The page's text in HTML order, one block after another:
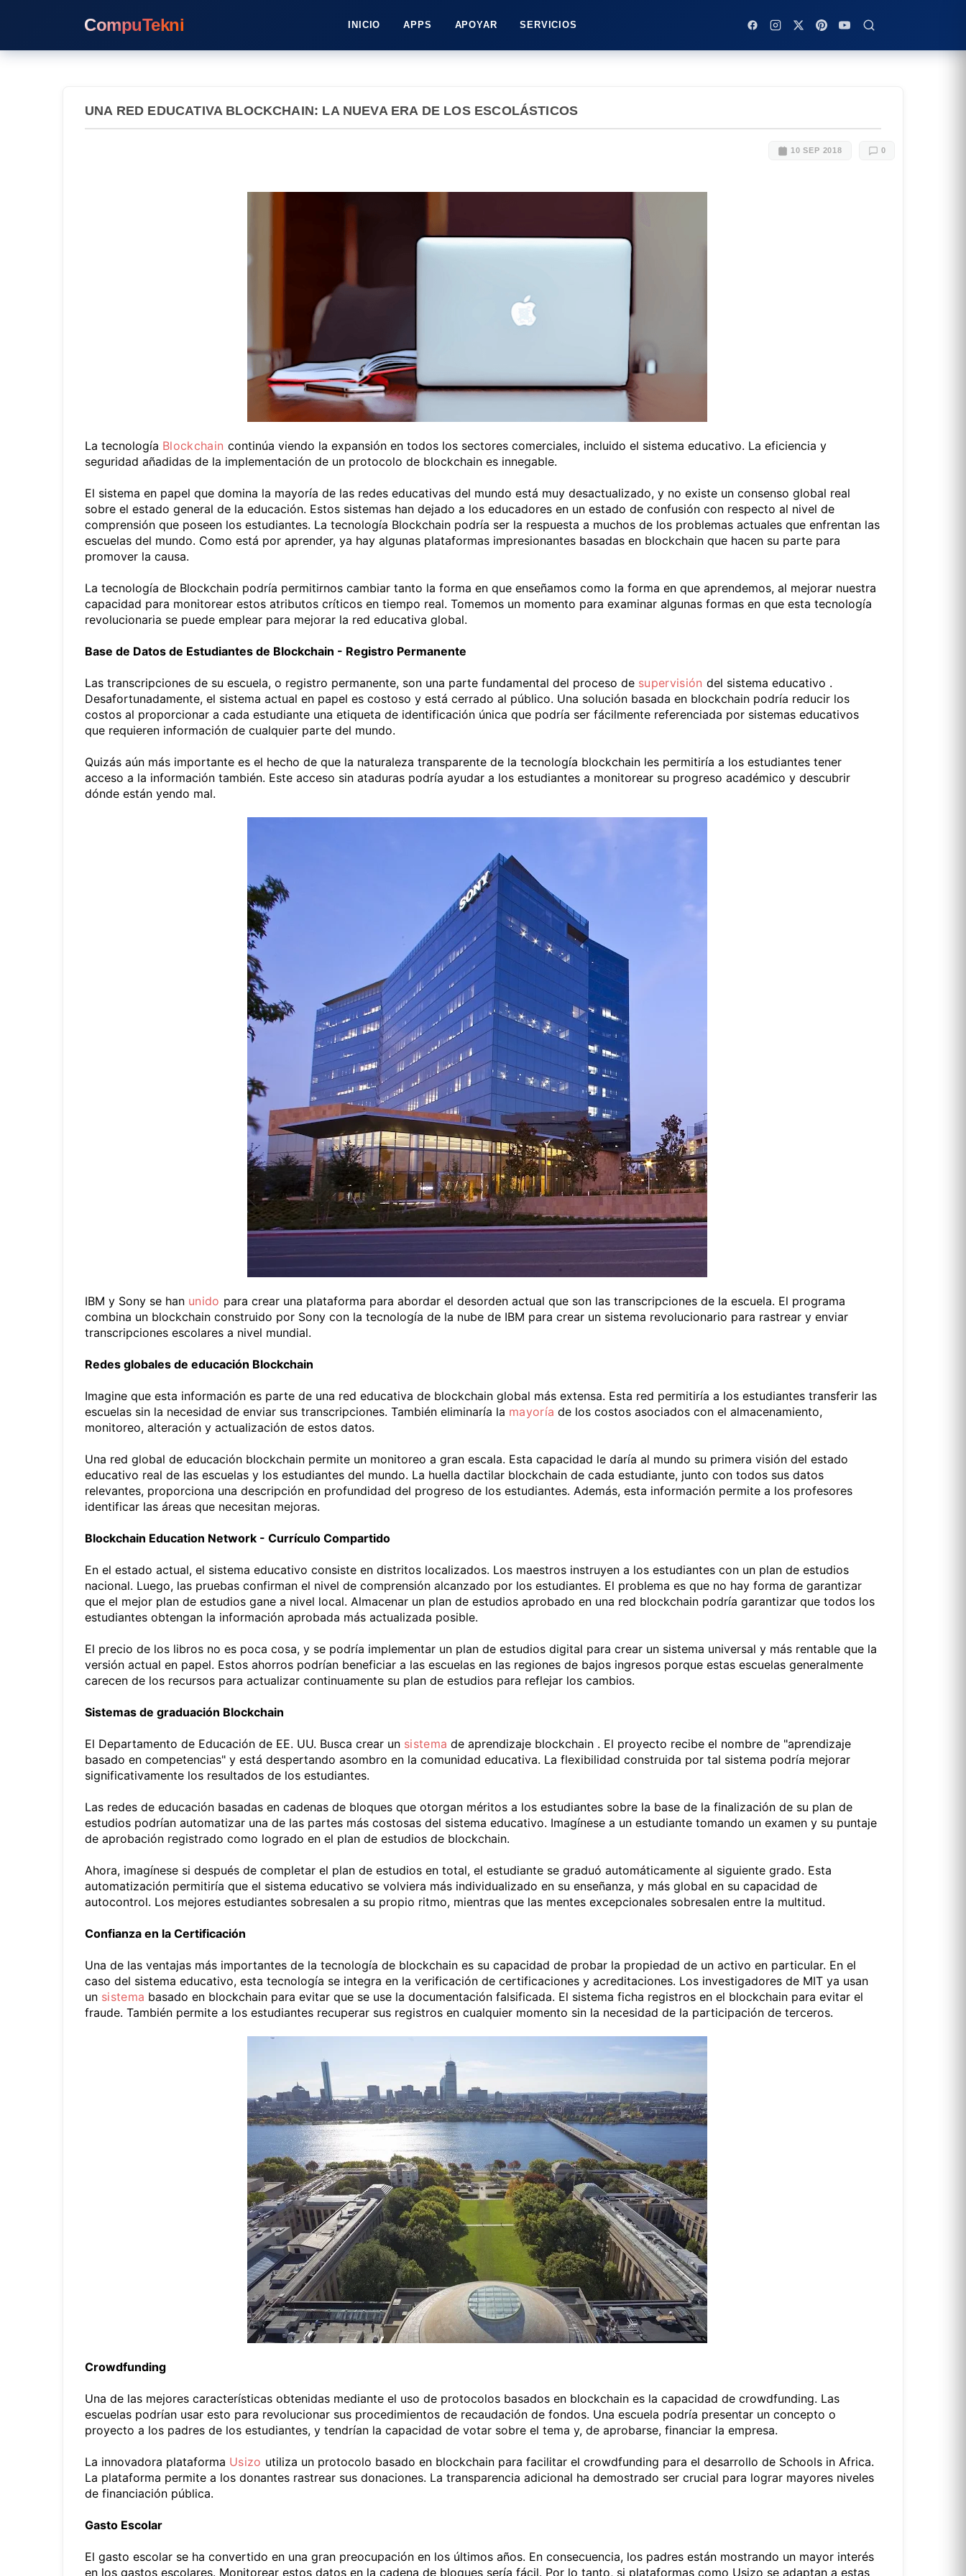
CompuTekni INICIO APPS APOYAR SERVICIOS
UNA RED EDUCATIVA BLOCKCHAIN: LA NUEVA ERA DE LOS ESCOLÁSTICOS
10 SEP 2018 0
La tecnología Blockchain continúa viendo la expansión en todos los sectores comerciales, incluido el sistema educativo. La eficiencia y
seguridad añadidas de la implementación de un protocolo de blockchain es innegable.
El sistema en papel que domina la mayoría de las redes educativas del mundo está muy desactualizado, y no existe un consenso global real
sobre el estado general de la educación. Estos sistemas han dejado a los educadores en un estado de confusión con respecto al nivel de
comprensión que poseen los estudiantes. La tecnología Blockchain podría ser la respuesta a muchos de los problemas actuales que enfrentan las
escuelas del mundo. Como está por aprender, ya hay algunas plataformas impresionantes basadas en blockchain que hacen su parte para
promover la causa.
La tecnología de Blockchain podría permitirnos cambiar tanto la forma en que enseñamos como la forma en que aprendemos, al mejorar nuestra
capacidad para monitorear estos atributos críticos en tiempo real. Tomemos un momento para examinar algunas formas en que esta tecnología
revolucionaria se puede emplear para mejorar la red educativa global.
Base de Datos de Estudiantes de Blockchain - Registro Permanente
Las transcripciones de su escuela, o registro permanente, son una parte fundamental del proceso de supervisión del sistema educativo .
Desafortunadamente, el sistema actual en papel es costoso y está cerrado al público. Una solución basada en blockchain podría reducir los
costos al proporcionar a cada estudiante una etiqueta de identificación única que podría ser fácilmente referenciada por sistemas educativos
que requieren información de cualquier parte del mundo.
Quizás aún más importante es el hecho de que la naturaleza transparente de la tecnología blockchain les permitiría a los estudiantes tener
acceso a la información también. Este acceso sin ataduras podría ayudar a los estudiantes a monitorear su progreso académico y descubrir
dónde están yendo mal.
IBM y Sony se han unido para crear una plataforma para abordar el desorden actual que son las transcripciones de la escuela. El programa
combina un blockchain construido por Sony con la tecnología de la nube de IBM para crear un sistema revolucionario para rastrear y enviar
transcripciones escolares a nivel mundial.
Redes globales de educación Blockchain
Imagine que esta información es parte de una red educativa de blockchain global más extensa. Esta red permitiría a los estudiantes transferir las
escuelas sin la necesidad de enviar sus transcripciones. También eliminaría la mayoría de los costos asociados con el almacenamiento,
monitoreo, alteración y actualización de estos datos.
Una red global de educación blockchain permite un monitoreo a gran escala. Esta capacidad le daría al mundo su primera visión del estado
educativo real de las escuelas y los estudiantes del mundo. La huella dactilar blockchain de cada estudiante, junto con todos sus datos
relevantes, proporciona una descripción en profundidad del progreso de los estudiantes. Además, esta información permite a los profesores
identificar las áreas que necesitan mejoras.
Blockchain Education Network - Currículo Compartido
En el estado actual, el sistema educativo consiste en distritos localizados. Los maestros instruyen a los estudiantes con un plan de estudios
nacional. Luego, las pruebas confirman el nivel de comprensión alcanzado por los estudiantes. El problema es que no hay forma de garantizar
que el mejor plan de estudios gane a nivel local. Almacenar un plan de estudios aprobado en una red blockchain podría garantizar que todos los
estudiantes obtengan la información aprobada más actualizada posible.
El precio de los libros no es poca cosa, y se podría implementar un plan de estudios digital para crear un sistema universal y más rentable que la
versión actual en papel. Estos ahorros podrían beneficiar a las escuelas en las regiones de bajos ingresos porque estas escuelas generalmente
carecen de los recursos para actualizar continuamente su plan de estudios para reflejar los cambios.
Sistemas de graduación Blockchain
El Departamento de Educación de EE. UU. Busca crear un sistema de aprendizaje blockchain . El proyecto recibe el nombre de "aprendizaje
basado en competencias" y está despertando asombro en la comunidad educativa. La flexibilidad construida por tal sistema podría mejorar
significativamente los resultados de los estudiantes.
Las redes de educación basadas en cadenas de bloques que otorgan méritos a los estudiantes sobre la base de la finalización de su plan de
estudios podrían automatizar una de las partes más costosas del sistema educativo. Imagínese a un estudiante tomando un examen y su puntaje
de aprobación registrado como logrado en el plan de estudios de blockchain.
Ahora, imagínese si después de completar el plan de estudios en total, el estudiante se graduó automáticamente al siguiente grado. Esta
automatización permitiría que el sistema educativo se volviera más individualizado en su enseñanza, y más global en su capacidad de
autocontrol. Los mejores estudiantes sobresalen a su propio ritmo, mientras que las mentes excepcionales sobresalen entre la multitud.
Confianza en la Certificación
Una de las ventajas más importantes de la tecnología de blockchain es su capacidad de probar la propiedad de un activo en particular. En el
caso del sistema educativo, esta tecnología se integra en la verificación de certificaciones y acreditaciones. Los investigadores de MIT ya usan
un sistema basado en blockchain para evitar que se use la documentación falsificada. El sistema ficha registros en el blockchain para evitar el
fraude. También permite a los estudiantes recuperar sus registros en cualquier momento sin la necesidad de la participación de terceros.
Crowdfunding
Una de las mejores características obtenidas mediante el uso de protocolos basados ​​en blockchain es la capacidad de crowdfunding. Las
escuelas podrían usar esto para revolucionar sus procedimientos de recaudación de fondos. Una escuela podría presentar un concepto o
proyecto a los padres de los estudiantes, y tendrían la capacidad de votar sobre el tema y, de aprobarse, financiar la empresa.
La innovadora plataforma Usizo utiliza un protocolo basado en blockchain para facilitar el crowdfunding para el desarrollo de Schools in Africa.
La plataforma permite a los donantes rastrear sus donaciones. La transparencia adicional ha demostrado ser crucial para lograr mayores niveles
de financiación pública.
Gasto Escolar
El gasto escolar se ha convertido en una gran preocupación en los últimos años. En consecuencia, los padres están mostrando un mayor interés
en los gastos escolares. Monitorear estos datos en la cadena de bloques sería fácil. Por lo tanto, si plataformas como Usizo se adaptan a estas